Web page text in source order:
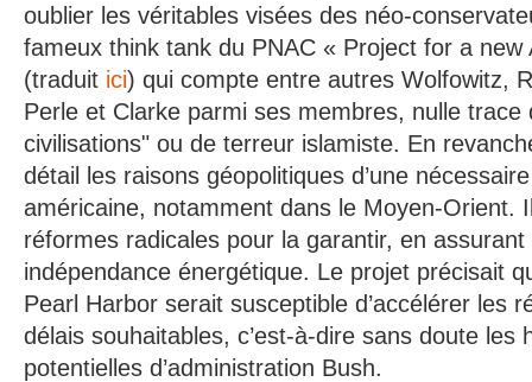
oublier les véritables visées des néo-
fameux think tank du PNAC « Project for a new
(traduit ici) qui compte entre autres Wolfowitz,
Perle et Clarke parmi ses membres, nulle trace
civilisations" ou de terreur islamiste. En
détail les raisons géopolitiques d’une
américaine, notamment dans le Moyen-Orient.
réformes radicales pour la garantir, en
indépendance énergétique. Le projet précisait
Pearl Harbor serait susceptible d’accélérer les
délais souhaitables, c’est-à-dire sans doute les
potentielles d’administration Bush.